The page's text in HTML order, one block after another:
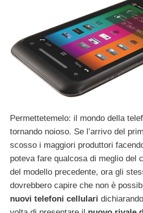
Permettetemelo: il mondo della
tornando noioso. Se l’arrivo del
scosso i maggiori produttori
poteva fare qualcosa di meglio del
del modello precedente, ora gli
dovrebbero capire che non è
nuovi telefoni cellulari